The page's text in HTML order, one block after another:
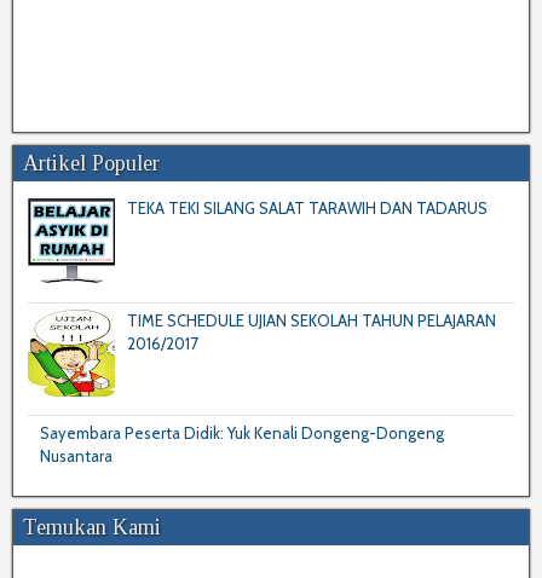
Artikel Populer
TEKA TEKI SILANG SALAT TARAWIH DAN TADARUS
TIME SCHEDULE UJIAN SEKOLAH TAHUN PELAJARAN
2016/2017
Sayembara Peserta Didik: Yuk Kenali Dongeng-Dongeng
Nusantara
Temukan Kami